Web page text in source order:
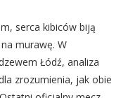
serca kibiców biją
murawę. W
Łódź, analiza
zrozumienia, jak obie